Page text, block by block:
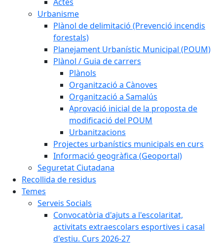
Urbanisme
Plànol de delimitació (Prevenció incendis
forestals)
Planejament Urbanístic Municipal (POUM)
Plànol / Guia de carrers
Plànols
Organització a Cànoves
Organització a Samalús
Aprovació inicial de la proposta de
modificació del POUM
Urbanitzacions
Projectes urbanístics municipals en curs
Informació geogràfica (Geoportal)
Seguretat Ciutadana
Recollida de residus
Temes
Serveis Socials
Convocatòria d'ajuts a l'escolaritat,
activitats extraescolars esportives i casal
d'estiu. Curs 2026-27